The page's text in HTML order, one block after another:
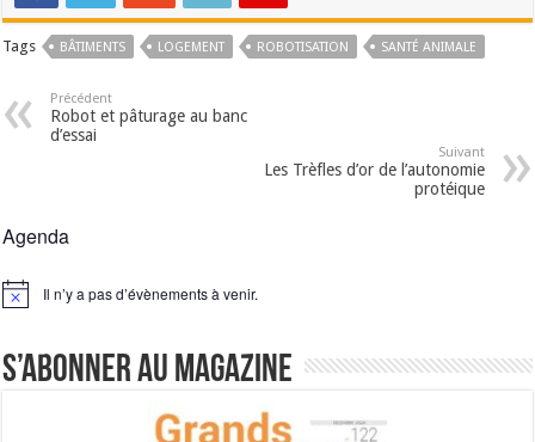
Tags BÂTIMENTS LOGEMENT ROBOTISATION SANTÉ ANIMALE
Précédent
Robot et pâturage au banc
d’essai
Suivant
Les Trèfles d’or de l’autonomie
protéique
Agenda
Notice Il n’y a pas d’évènements à venir.
S’abonner au magazine